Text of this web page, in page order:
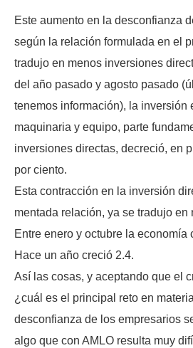
Este aumento en la desconfianza
según la relación formulada en el
tradujo en menos inversiones
del año pasado y agosto pasado
tenemos información), la inversión
maquinaria y equipo, parte
inversiones directas, decreció, en
por ciento.
Esta contracción en la inversión
mentada relación, ya se tradujo en
Entre enero y octubre la economía
Hace un año creció 2.4.
Así las cosas, y aceptando que el
¿cuál es el principal reto en
desconfianza de los empresarios
algo que con AMLO resulta muy